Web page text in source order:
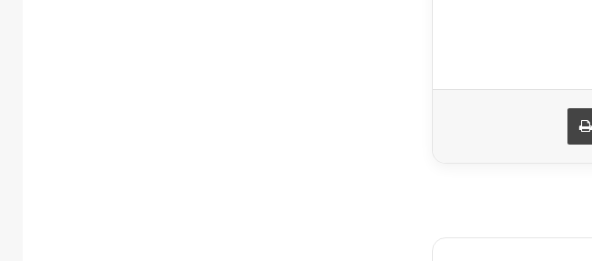
طباعة
حركة السفن
لتطوير عدة مناطق